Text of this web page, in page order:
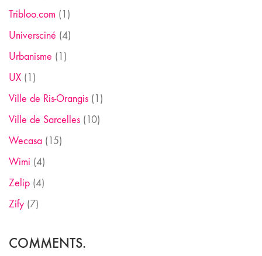
Tribloo.com (1)
Universciné (4)
Urbanisme (1)
UX (1)
Ville de Ris-Orangis (1)
Ville de Sarcelles (10)
Wecasa (15)
Wimi (4)
Zelip (4)
Zify (7)
COMMENTS.